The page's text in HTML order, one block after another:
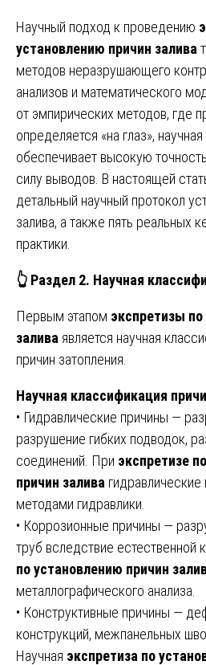
Научный подход к проведению
установлению причин залива
методов неразрушающего
анализов и математического
от эмпирических методов, где
определяется «на глаз»,
обеспечивает высокую
силу выводов. В настоящей
детальный научный протокол
залива, а также пять реальных
практики.
👆 Раздел 2. Научная
Первым этапом экспретизы
залива является научная
причин затопления.
Научная классификация
• Гидравлические причины —
разрушение гибких подводок,
соединений. При экспретизе
причин залива
методами гидравлики.
• Коррозионные причины —
труб вследствие естественной
по установлению причин
металлографического анализа.
• Конструктивные причины —
конструкций, межпанельных
Научная экспретиза по